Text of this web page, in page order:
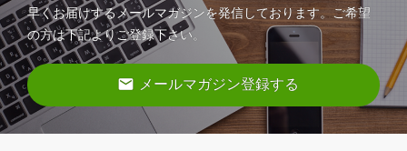
早くお届けするメールマガジンを発信しております。ご希望
の方は下記よりご登録下さい。
email メールマガジン登録する